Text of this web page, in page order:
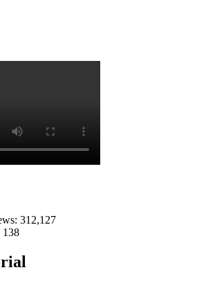
312,127
138